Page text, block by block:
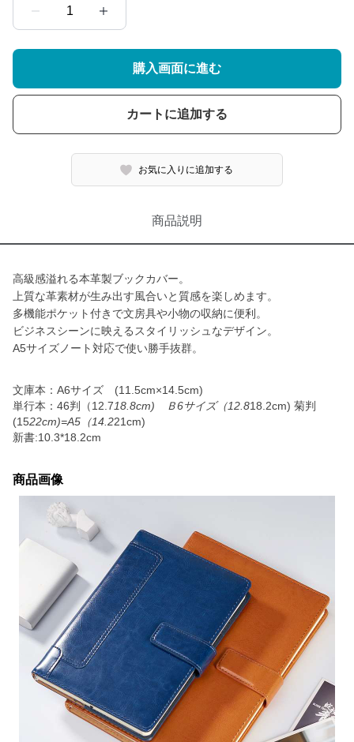
1
購入画面に進む
カートに追加する
お気に入りに追加する
商品説明
高級感溢れる本革製ブックカバー。
上質な革素材が生み出す風合いと質感を楽しめます。
多機能ポケット付きで文房具や小物の収納に便利。
ビジネスシーンに映えるスタイリッシュなデザイン。
A5サイズノート対応で使い勝手抜群。
文庫本：A6サイズ (11.5cm×14.5cm)
単行本：46判（12.718.8cm) Ｂ6サイズ（12.818.2cm) 菊判
(1522cm)=A5（14.221cm)
新書:10.3*18.2cm
商品画像